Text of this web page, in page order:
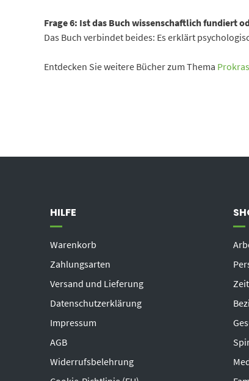
Frage 6: Ist das Buch wissenschaftlich fundiert
Das Buch verbindet beides: Es erklärt
Entdecken Sie weitere Bücher zum Thema
HILFE
Warenkorb
Zahlungsarten
Versand und Lieferung
Datenschutzerklärung
Impressum
AGB
Widerrufsbelehrung